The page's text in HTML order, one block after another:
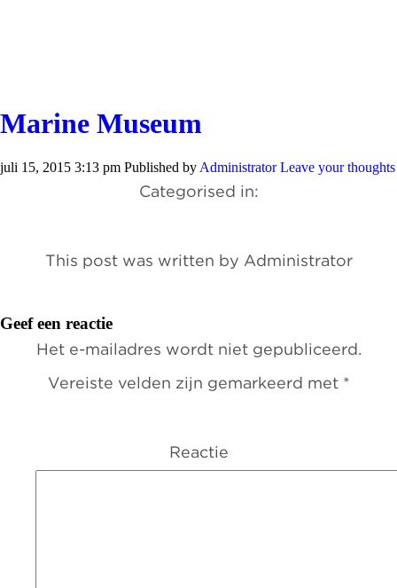
Marine Museum
juli 15, 2015 3:13 pm Published by Administrator Leave your thoughts
Categorised in:
This post was written by Administrator
Geef een reactie
Het e-mailadres wordt niet gepubliceerd.
Vereiste velden zijn gemarkeerd met *
Reactie